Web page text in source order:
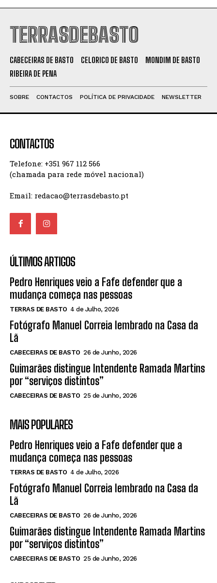
TERRASDEBASTO
CABECEIRAS DE BASTO CELORICO DE BASTO
MONDIM DE BASTO
RIBEIRA DE PENA
SOBRE CONTACTOS POLÍTICA DE PRIVACIDADE NEWSLETTER
CONTACTOS
Telefone: +351 967 112 566
(chamada para rede móvel nacional)
Email: redacao@terrasdebasto.pt
ÚLTIMOS ARTIGOS
Pedro Henriques veio a Fafe defender que a
mudança começa nas pessoas
TERRAS DE BASTO 4 de Julho, 2026
Fotógrafo Manuel Correia lembrado na Casa da
Lã
CABECEIRAS DE BASTO 26 de Junho, 2026
Guimarães distingue Intendente Ramada Martins
por “serviços distintos”
CABECEIRAS DE BASTO 25 de Junho, 2026
MAIS POPULARES
Pedro Henriques veio a Fafe defender que a
mudança começa nas pessoas
TERRAS DE BASTO 4 de Julho, 2026
Fotógrafo Manuel Correia lembrado na Casa da
Lã
CABECEIRAS DE BASTO 26 de Junho, 2026
Guimarães distingue Intendente Ramada Martins
por “serviços distintos”
CABECEIRAS DE BASTO 25 de Junho, 2026